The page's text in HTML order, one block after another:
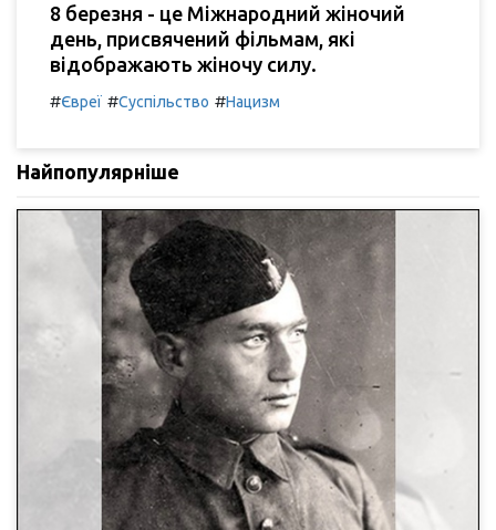
8 березня - це Міжнародний жіночий
день, присвячений фільмам, які
відображають жіночу силу.
#Євреї #Суспільство #Нацизм
Найпопулярніше